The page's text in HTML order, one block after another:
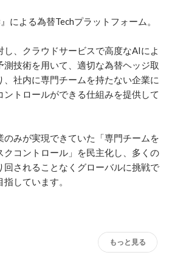
による為替Techプラットフォーム。
、クラウドサービスで高度なAIによ
測技術を用いて、適切な為替ヘッジ取
、社内に専門チームを持たない企業に
ントロールができる仕組みを提供して
のみが実現できていた「専門チームを
クコントロール」を民主化し、多くの
回されることなくグローバルに挑戦で
しています。
もっと見る